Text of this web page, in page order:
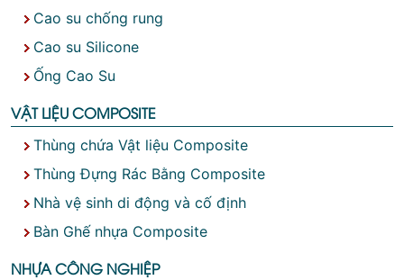
Cao su chống rung
Cao su Silicone
Ống Cao Su
VẬT LIỆU COMPOSITE
Thùng chứa Vật liệu Composite
Thùng Đựng Rác Bằng Composite
Nhà vệ sinh di động và cố định
Bàn Ghế nhựa Composite
NHỰA CÔNG NGHIỆP